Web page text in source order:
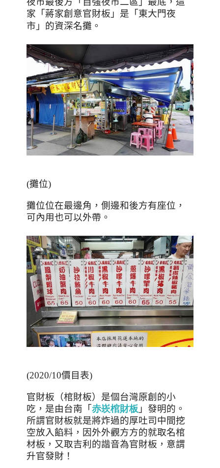
家「蔣家創意官財板」是「東大門夜
市 」的資深名攤。
(攤位)
攤位位在最邊角，側邊和後方有座位，
可內用也可以外帶。
(2020/10價目表)
官財板（棺財板）是個台灣原創的小
吃，是由台南「 赤崁棺財板 」發明的。
所謂官財板就是將炸過的厚吐司中間挖
空放入餡料，因外外觀方方的就取名棺
材板，又取吉利的諧音為官財板，意謂
升官發財！